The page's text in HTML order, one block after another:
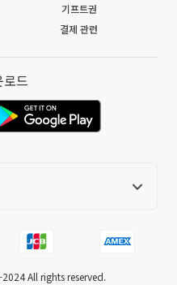
기프트권
결제 관련
로드
All rights reserved.